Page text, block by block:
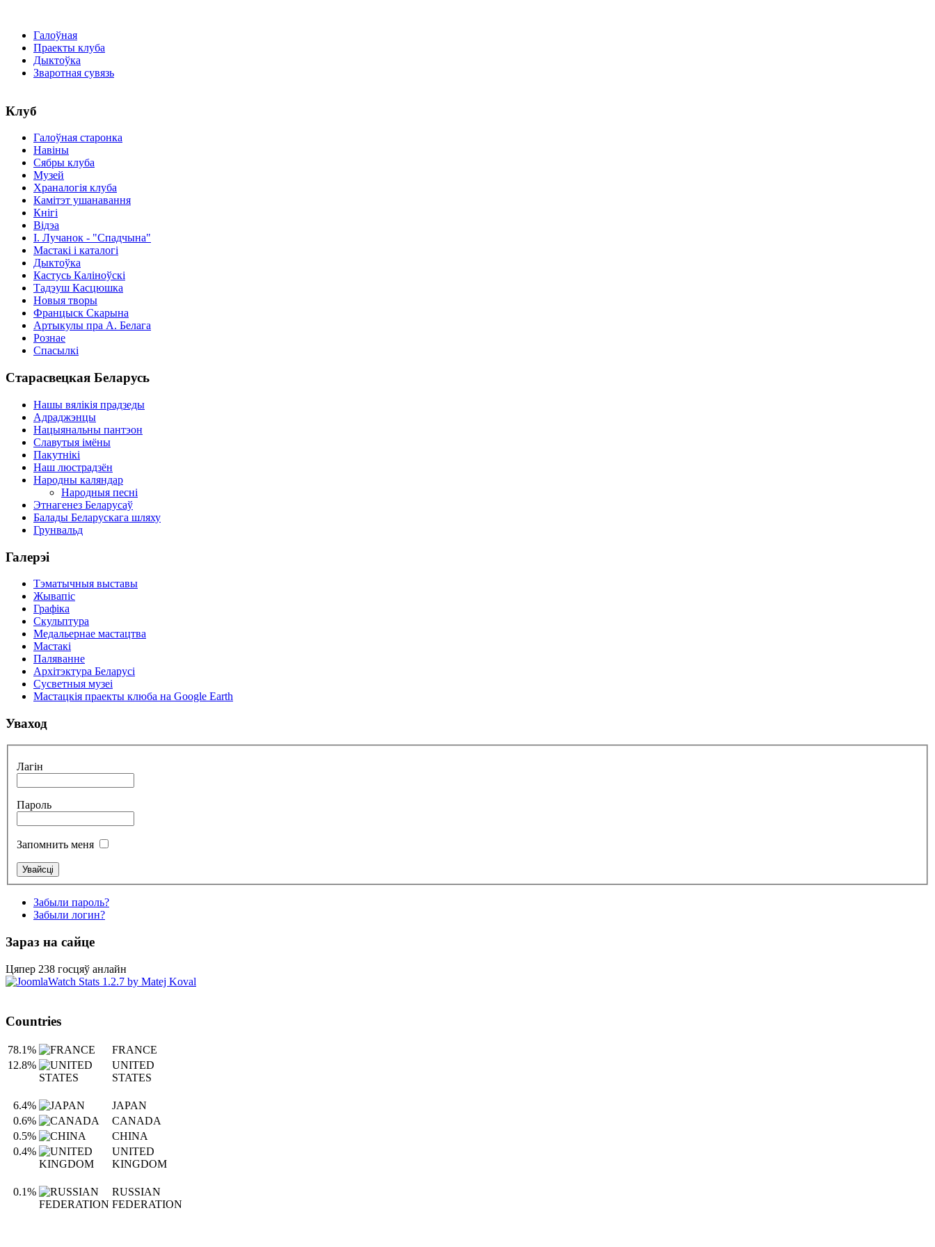
Галоўная
Праекты клуба
Дыктоўка
Зваротная сувязь
Клуб
Галоўная старонка
Навіны
Сябры клуба
Музей
Храналогія клуба
Камітэт ушанавання
Кнігі
Відэа
І. Лучанок - "Спадчына"
Мастакі i каталогi
Дыктоўка
Кастусь Каліноўскі
Тадэуш Касцюшка
Новыя творы
Францыск Скарына
Артыкулы пра А. Белага
Рознае
Спасылкі
Старасвецкая Беларусь
Нашы вялікія прадзеды
Адраджэнцы
Нацыянальны пантэон
Славутыя імёны
Пакутнікі
Наш люстрадзён
Народны каляндар
Народныя песні
Этнагенез Беларусаў
Балады Беларускага шляху
Грунвальд
Галерэі
Тэматычныя выставы
Жывапіс
Графіка
Скульптура
Медальернае мастацтва
Мастакі
Паляванне
Архітэктура Беларусі
Сусветныя музеі
Мастацкія праекты клюба на Google Earth
Уваход
Лагін
Пароль
Запомнить меня
Забыли пароль?
Забыли логин?
Зараз на сайце
Цяпер 238 госцяў анлайн
Countries
78.1%
FRANCE
12.8%
UNITED
STATES
6.4%
JAPAN
0.6%
CANADA
0.5%
CHINA
0.4%
UNITED
KINGDOM
0.1%
RUSSIAN
FEDERATION